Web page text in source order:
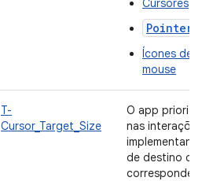
Cursores
Ícones de
mouse
T-
Cursor_Target_Size
O app
nas
de destino